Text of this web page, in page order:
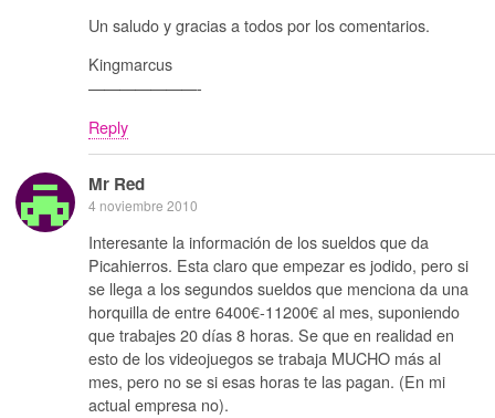
Un saludo y gracias a todos por los comentarios.
Kingmarcus
———————-
Reply
Mr Red
4 noviembre 2010
Interesante la información de los sueldos que da
Picahierros. Esta claro que empezar es jodido, pero si
se llega a los segundos sueldos que menciona da una
horquilla de entre 6400€-11200€ al mes, suponiendo
que trabajes 20 días 8 horas. Se que en realidad en
esto de los videojuegos se trabaja MUCHO más al
mes, pero no se si esas horas te las pagan. (En mi
actual empresa no).